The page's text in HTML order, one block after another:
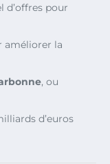
d’offres pour
améliorer la
, ou
d’euros